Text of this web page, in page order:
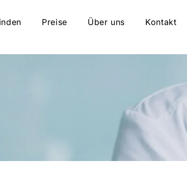
Preise Über uns Kontakt